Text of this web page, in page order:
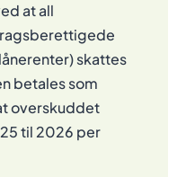
at all
skattes
betales som
overskuddet
til 2026 per